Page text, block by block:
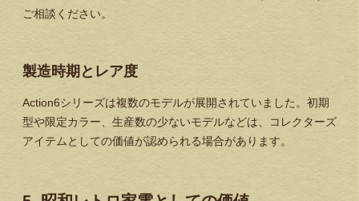
ご相談ください。
製造時期とレア度
Action6シリーズは複数のモデルが展開されていました。初期
型や限定カラー、生産数の少ないモデルなどは、コレクターズ
アイテムとしての価値が認められる場合があります。